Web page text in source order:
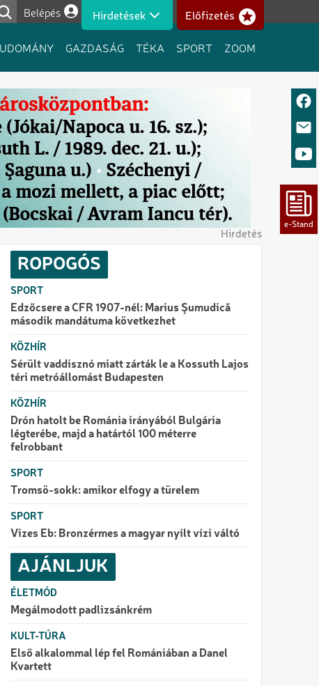
Felhasználói fiók menüje
Belépés Hirdetések Előfizetés
GAZDASÁG TÉKA SPORT ZOOM
Hirdetés
ROPOGÓS
SPORT
Edzőcsere a CFR 1907-nél: Marius Şumudică
második mandátuma következhet
KÖZHÍR
Sérült vaddisznó miatt zárták le a Kossuth Lajos
téri metróállomást Budapesten
KÖZHÍR
Drón hatolt be Románia irányából Bulgária
légterébe, majd a határtól 100 méterre
felrobbant
SPORT
Tromsö-sokk: amikor elfogy a türelem
SPORT
Vizes Eb: Bronzérmes a magyar nyílt vízi váltó
AJÁNLJUK
ÉLETMÓD
Megálmodott padlizsánkrém
KULT-TÚRA
Első alkalommal lép fel Romániában a Danel
Kvartett